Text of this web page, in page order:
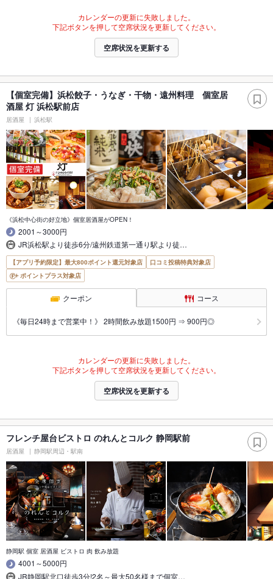
カレンダーの更新に失敗しました。
下記ボタンを押して空席状況を更新してください。
空席状況を更新する
【個室完備】浜松餃子・うなぎ・干物・遠州料理 個室居
酒屋 灯 浜松駅前店
居酒屋 浜松駅
《浜松中心街の好立地》個室居酒屋がOPEN！
2001～3000円
JR浜松駅より徒歩6分/遠州鉄道第一通り駅より徒…
【アプリ予約限定】最大800ポイント還元対象店
口コミ投稿特典対象店
ポイントプラス対象店
クーポン コース
《毎日24時まで営業中！》 2時間飲み放題1500円 ⇒ 900円◎
カレンダーの更新に失敗しました。
下記ボタンを押して空席状況を更新してください。
空席状況を更新する
フレンチ屋台ビストロ のれんとコルク 静岡駅前
居酒屋 静岡駅周辺・駅南
静岡駅 個室 居酒屋 ビストロ 肉 飲み放題
4001～5000円
JR静岡駅北口徒歩3分!2名～最大50名様まで個室…